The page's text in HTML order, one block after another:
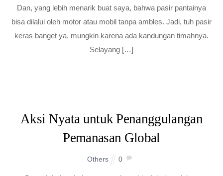
Dan, yang lebih menarik buat saya, bahwa pasir pantainya
bisa dilalui oleh motor atau mobil tanpa ambles. Jadi, tuh pasir
keras banget ya, mungkin karena ada kandungan timahnya.
Selayang […]
Aksi Nyata untuk Penanggulangan
Pemanasan Global
Others 0